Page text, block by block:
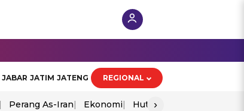
JABAR JATIM JATENG REGIONAL
Perang As-Iran Ekonomi Hut Ri
›